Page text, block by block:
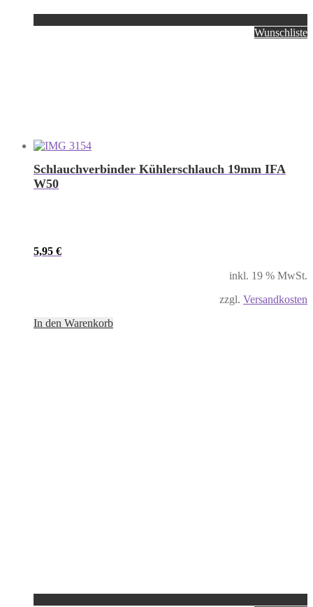
Wunschliste
Schlauchverbinder Kühlerschlauch 19mm IFA
W50
5,95 €
inkl. 19 % MwSt.
zzgl. Versandkosten
In den Warenkorb